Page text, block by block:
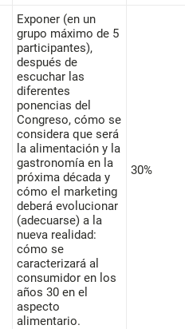
Exponer (en un
grupo máximo de 5
participantes),
después de
escuchar las
diferentes
ponencias del
Congreso, cómo se
considera que será
la alimentación y la
gastronomía en la
próxima década y
cómo el marketing
deberá evolucionar
(adecuarse) a la
nueva realidad:
cómo se
caracterizará al
consumidor en los
años 30 en el
aspecto
alimentario.
30%